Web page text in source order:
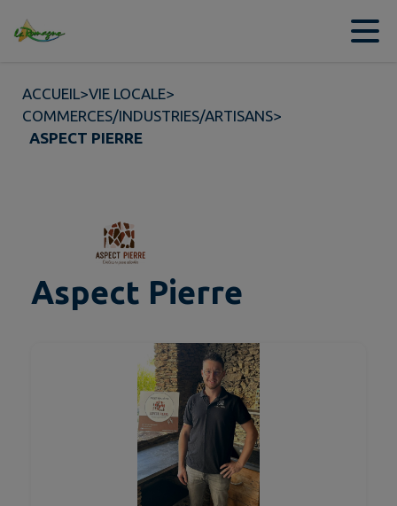
Contenu
ACCUEIL>VIE LOCALE>
COMMERCES/INDUSTRIES/ARTISANS>
ASPECT PIERRE
Aspect Pierre